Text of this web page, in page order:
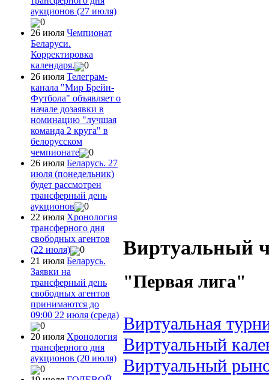
аукционов (27 июля)
0
26 июля Чемпионат
Беларуси.
Корректировка
календаря.
0
26 июля Телеграм-
канала "Мир Брейн-
Футбола" объявляет о
начале дозаявки в
номинацию "лучшая
команда 2 круга" в
белорусском
чемпионате
0
26 июля Беларусь. 27
июля (понедельник)
будет рассмотрен
трансферный день
аукционов
0
22 июля Хронология
трансферного дня
свободных агентов
(22 июля)
0
21 июля Беларусь.
Заявки на
трансферный день
свободных агентов
принимаются до
09:00 22 июля (среда)
0
20 июля Хронология
трансферного дня
аукционов (20 июля)
0
Виртуальный
"Первая лига"
Виртуальная
Виртуальный
Виртуальный